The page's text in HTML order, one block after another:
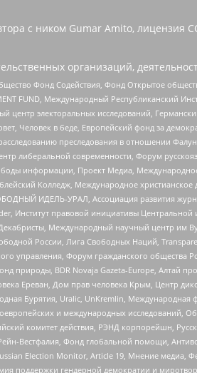
с ником Gumar Amito, лицензия
организаций,
Фонд Содействия, Фонд Открытое
FUND, Международный Республиканский
центр электоральных исследований,
Человек в беде, Европейский фонд за
преследования в отношении
либеральной современности, Форум
информации, Проект Медиа,
Колледж, Международное
ИДЕЛЬ-УРАЛ, Ассоциация развития
Институт правовой инициативы
Международный научный центр им
России, Лига Свободных Наций,
управления, Форум гражданского
природы, BDR Novaja Gazeta-Europe, Алтай
Ереван, Дом прав человека Крым, Центр
Бурятия, Uralic, UnKremlin,
и международных
комитет действия, РЭНД корпорейшн,
Вестфалия, Фонд глобальной помощи,
Election Monitor, Article 19, Мнение медиа,
поддержки гендерной демократии и